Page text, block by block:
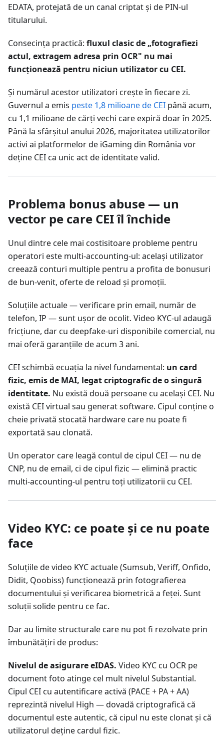
EDATA, protejată de un canal criptat și de PIN-ul
titularului.
Consecința practică: fluxul clasic de „fotografiezi
actul, extragem adresa prin OCR" nu mai
funcționează pentru niciun utilizator cu CEI.
Și numărul acestor utilizatori crește în fiecare zi.
Guvernul a emis peste 1,8 milioane de CEI până acum,
cu 1,1 milioane de cărți vechi care expiră doar în 2025.
Până la sfârșitul anului 2026, majoritatea utilizatorilor
activi ai platformelor de iGaming din România vor
deține CEI ca unic act de identitate valid.
Problema bonus abuse — un
vector pe care CEI îl închide
Unul dintre cele mai costisitoare probleme pentru
operatori este multi-accounting-ul: același utilizator
creează conturi multiple pentru a profita de bonusuri
de bun-venit, oferte de reload și promoții.
Soluțiile actuale — verificare prin email, număr de
telefon, IP — sunt ușor de ocolit. Video KYC-ul adaugă
fricțiune, dar cu deepfake-uri disponibile comercial, nu
mai oferă garanțiile de acum 3 ani.
CEI schimbă ecuația la nivel fundamental: un card
fizic, emis de MAI, legat criptografic de o singură
identitate. Nu există două persoane cu același CEI. Nu
există CEI virtual sau generat software. Cipul conține o
cheie privată stocată hardware care nu poate fi
exportată sau clonată.
Un operator care leagă contul de cipul CEI — nu de
CNP, nu de email, ci de cipul fizic — elimină practic
multi-accounting-ul pentru toți utilizatorii cu CEI.
Video KYC: ce poate și ce nu poate
face
Soluțiile de video KYC actuale (Sumsub, Veriff, Onfido,
Didit, Qoobiss) funcționează prin fotografierea
documentului și verificarea biometrică a feței. Sunt
soluții solide pentru ce fac.
Dar au limite structurale care nu pot fi rezolvate prin
îmbunătățiri de produs:
Nivelul de asigurare eIDAS. Video KYC cu OCR pe
document foto atinge cel mult nivelul Substantial.
Cipul CEI cu autentificare activă (PACE + PA + AA)
reprezintă nivelul High — dovadă criptografică că
documentul este autentic, că cipul nu este clonat și că
utilizatorul deține cardul fizic.